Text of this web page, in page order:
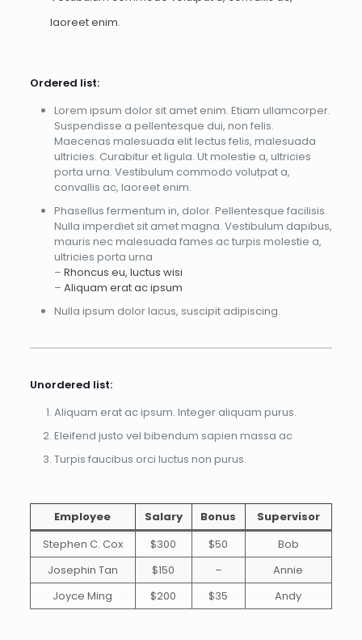
laoreet enim.
Ordered list:
Lorem ipsum dolor sit amet enim. Etiam ullamcorper.
Suspendisse a pellentesque dui, non felis.
Maecenas malesuada elit lectus felis, malesuada
ultricies. Curabitur et ligula. Ut molestie a, ultricies
porta urna. Vestibulum commodo volutpat a,
convallis ac, laoreet enim.
Phasellus fermentum in, dolor. Pellentesque facilisis.
Nulla imperdiet sit amet magna. Vestibulum dapibus,
mauris nec malesuada fames ac turpis molestie a,
ultricies porta urna
– Rhoncus eu, luctus wisi
– Aliquam erat ac ipsum
Nulla ipsum dolor lacus, suscipit adipiscing.
Unordered list:
Aliquam erat ac ipsum. Integer aliquam purus.
Eleifend justo vel bibendum sapien massa ac
Turpis faucibus orci luctus non purus.
Employee Salary Bonus
Supervisor
Stephen C. Cox
$300 $50
Bob
Josephin Tan
$150 –
Annie
Joyce Ming
$200 $35 Andy